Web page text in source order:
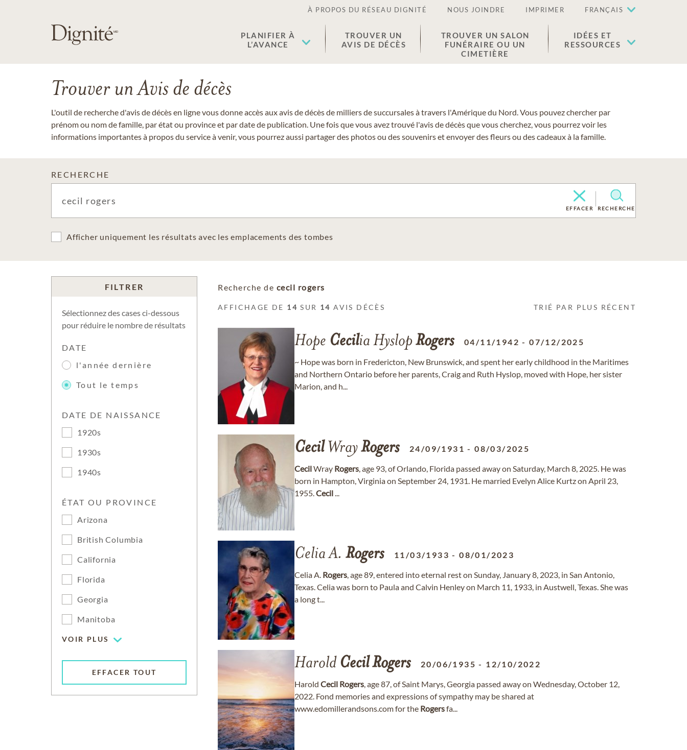
À PROPOS DU RÉSEAU DIGNITÉ NOUS JOINDRE IMPRIMER FRANÇAIS
PLANIFIER À
L’AVANCE
TROUVER UN
AVIS DE DÉCÈS
TROUVER UN SALON
FUNÉRAIRE OU UN
CIMETIÈRE
IDÉES ET
RESSOURCES
Trouver un Avis de décès
L'outil de recherche d'avis de décès en ligne vous donne accès aux avis de décès de milliers de succursales à travers l'Amérique du Nord. Vous pouvez chercher par
prénom ou nom de famille, par état ou province et par date de publication. Une fois que vous avez trouvé l'avis de décès que vous cherchez, vous pourrez voir les
informations importantes à propos du service à venir, vous pourrez aussi partager des photos ou des souvenirs et envoyer des fleurs ou des cadeaux à la famille.
RECHERCHE
EFFACER RECHERCHE
Afficher uniquement les résultats avec les emplacements des tombes
FILTRER
Sélectionnez des cases ci-dessous
pour réduire le nombre de résultats
DATE
l'année dernière
Tout le temps
DATE DE NAISSANCE
1920s
1930s
1940s
ÉTAT OU PROVINCE
Arizona
British Columbia
California
Florida
Georgia
Manitoba
VOIR PLUS
EFFACER TOUT
Recherche de cecil rogers
AFFICHAGE DE 14 SUR 14 AVIS DÉCÈS TRIÉ PAR PLUS RÉCENT
Hope Cecilia HyslopRogers 04/11/1942 -07/12/2025
~ Hope was born in Fredericton, New Brunswick, and spent her early childhood in the Maritimes
and Northern Ontario before her parents, Craig and Ruth Hyslop, moved with Hope, her sister
Marion, and h...
CecilWrayRogers 24/09/1931 -08/03/2025
CecilWray Rogers, age 93, of Orlando, Florida passed away on Saturday, March 8, 2025. He was
born in Hampton, Virginia on September 24, 1931. He married Evelyn Alice Kurtz on April 23,
1955.Cecil...
Celia A. Rogers 11/03/1933 -08/01/2023
Celia A. Rogers, age 89, entered into eternal rest on Sunday, January 8, 2023, in San Antonio,
Texas. Celia was born to Paula and Calvin Henley on March 11, 1933, in Austwell, Texas. She was
a long t...
Harold CecilRogers 20/06/1935 - 12/10/2022
Harold Cecil Rogers, age 87, of Saint Marys, Georgia passed away on Wednesday, October 12,
2022. Fond memories and expressions of sympathy may be shared at
www.edomillerandsons.com for the Rogersfa...